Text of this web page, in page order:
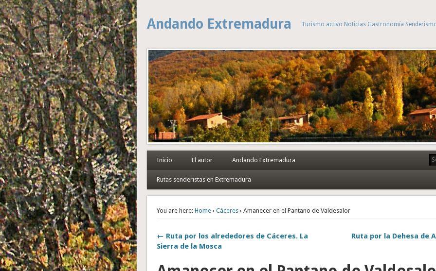
Andando Extremadura Turismo activo Noticias Gastronomía
Inicio El autor Andando Extremadura
Rutas senderistas en Extremadura
You are here: Home› Cáceres› Amanecer en el Pantano de Valdesalor
← Ruta por los alrededores de Cáceres. La
Sierra de la Mosca
Ruta por la Dehesa de